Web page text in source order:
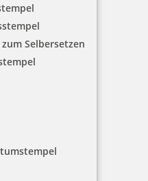
Selbersetzen
€